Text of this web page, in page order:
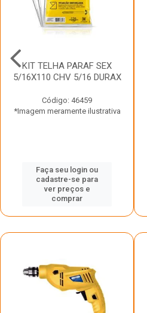
KIT TELHA PARAF SEX
5/16X110 CHV 5/16 DURAX
Código: 46459
*Imagem meramente ilustrativa
Faça seu login ou
cadastre-se para
ver preços e
comprar